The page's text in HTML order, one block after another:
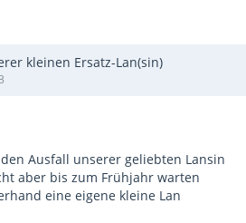
kleinen Ersatz-Lan(sin)
Ausfall unserer geliebten Lansin
aber bis zum Frühjahr warten
eine eigene kleine Lan